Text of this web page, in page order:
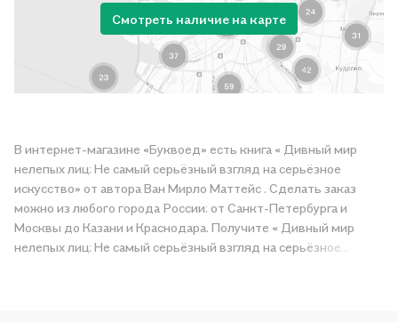
Смотреть наличие на карте
В интернет-магазине «Буквоед» есть книга « Дивный мир
нелепых лиц: Не самый серьёзный взгляд на серьёзное
искусство» от автора Ван Мирло Маттейс . Сделать заказ
можно из любого города России: от Санкт-Петербурга и
Москвы до Казани и Краснодара. Получите « Дивный мир
нелепых лиц: Не самый серьёзный взгляд на серьёзное